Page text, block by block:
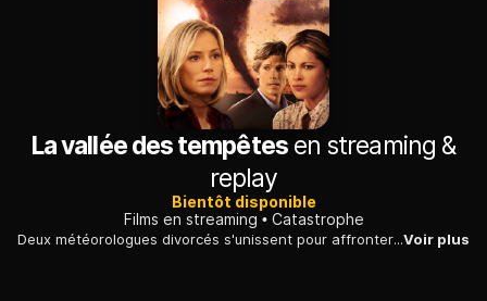
La vallée des tempêtesen streaming &
replay
Bientôt disponible
Films en streaming
Catastrophe
Deux météorologues divorcés s'unissent pour affronter une tornade folle qui, s'abattant sur la région, menace ceux qui leur sont chers, notamment leur fille.Voir plus